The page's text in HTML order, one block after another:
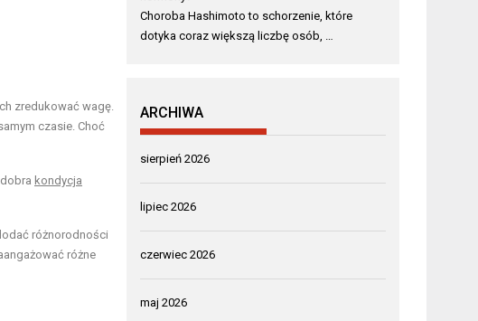
zredukować wagę.
czasie. Choć
kondycja
różnorodności
różne
Choroba Hashimoto to schorzenie, które
dotyka coraz większą liczbę osób, …
ARCHIWA
sierpień 2026
lipiec 2026
czerwiec 2026
maj 2026